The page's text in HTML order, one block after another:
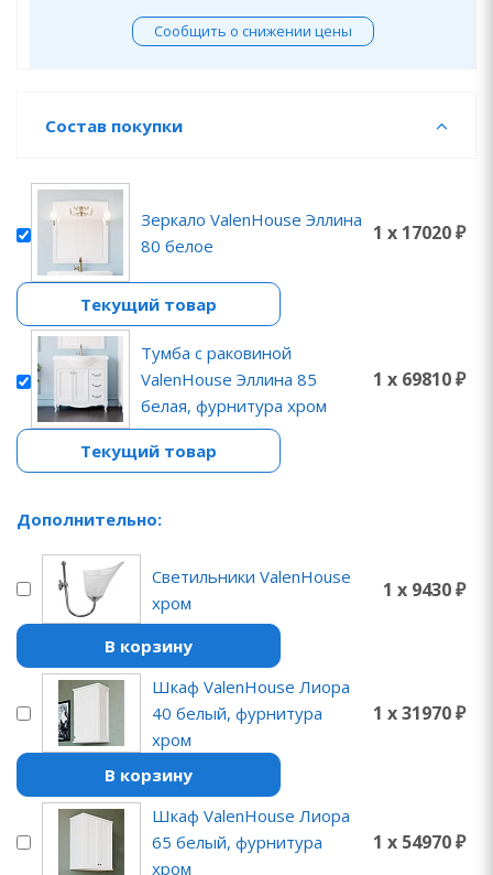
Сообщить о снижении цены
Состав покупки
Зеркало ValenHouse Эллина
80 белое
1 x 17020 ₽
Текущий товар
Тумба с раковиной
ValenHouse Эллина 85
белая, фурнитура хром
1 x 69810 ₽
Текущий товар
Дополнительно:
Светильники ValenHouse
хром
1 x 9430 ₽
В корзину
Шкаф ValenHouse Лиора
40 белый, фурнитура
хром
1 x 31970 ₽
В корзину
Шкаф ValenHouse Лиора
65 белый, фурнитура
хром
1 x 54970 ₽